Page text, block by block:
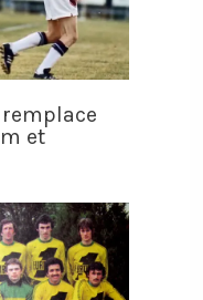
remplace
et